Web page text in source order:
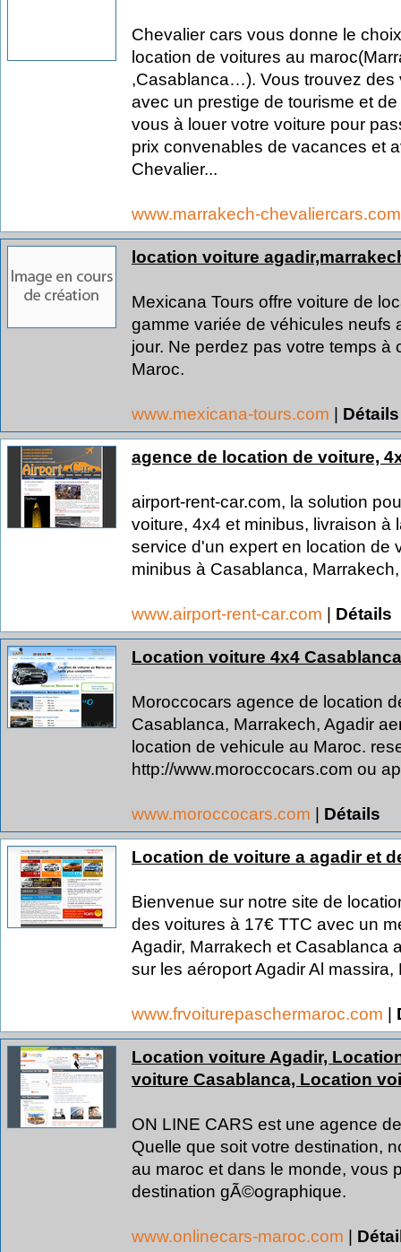
Chevalier cars vous donne le
location de voitures au
,Casablanca…). Vous trouvez des
avec un prestige de tourisme et
vous à louer votre voiture pour
prix convenables de vacances et
Chevalier...
www.marrakech-
location voiture
Mexicana Tours offre voiture de
gamme variée de véhicules neufs
jour. Ne perdez pas votre temps
Maroc.
www.mexicana-tours.com | Détails
agence de location de voiture,
airport-rent-car.com, la solution
voiture, 4x4 et minibus, livraison à
service d'un expert en location de
minibus à Casablanca,
www.airport-rent-car.com | Détails
Location voiture 4x4
Moroccocars agence de location
Casablanca, Marrakech, Agadir
location de vehicule au Maroc.
http://www.moroccocars.com ou
www.moroccocars.com | Détails
Location de voiture a agadir et
Bienvenue sur notre site de
des voitures à 17€ TTC avec un
Agadir, Marrakech et Casablanca
sur les aéroport Agadir Al massira,
www.frvoiturepaschermaroc.com |
Location voiture Agadir,
voiture Casablanca, Location
ON LINE CARS est une agence
Quelle que soit votre destination,
au maroc et dans le monde, vous
destination gÃ©ographique.
www.onlinecars-maroc.com |